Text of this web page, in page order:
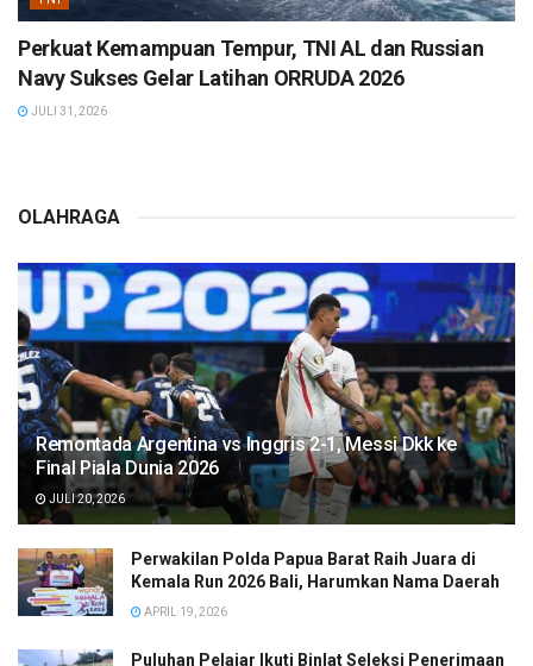
Perkuat Kemampuan Tempur, TNI AL dan Russian
Navy Sukses Gelar Latihan ORRUDA 2026
JULI 31, 2026
OLAHRAGA
Remontada Argentina vs Inggris 2-1, Messi Dkk ke
Final Piala Dunia 2026
JULI 20, 2026
Perwakilan Polda Papua Barat Raih Juara di
Kemala Run 2026 Bali, Harumkan Nama Daerah
APRIL 19, 2026
Puluhan Pelajar Ikuti Binlat Seleksi Penerimaan